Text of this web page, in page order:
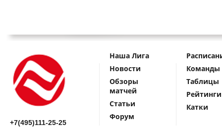
+7(495)111-25-25
Наша Лига
Новости
Обзоры
матчей
Статьи
Форум
Команды
Таблицы
Рейтинги
Катки